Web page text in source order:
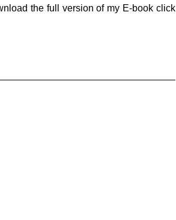
the full version of my E-book click